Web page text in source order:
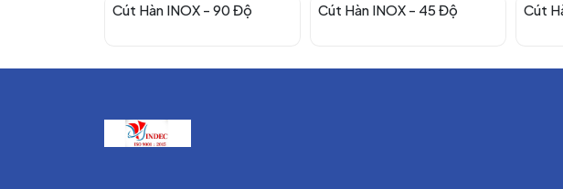
Cút Hàn INOX - 90 Độ Cút Hàn INOX - 45 Độ Cút